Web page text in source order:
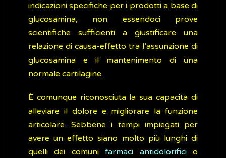
indicazioni specifiche per i prodotti a base di
glucosamina, non essendoci prove
scientifiche sufficienti a giustificare una
relazione di causa-effetto tra l’assunzione di
glucosamina e il mantenimento di una
normale cartilagine.
È comunque riconosciuta la sua capacità di
alleviare il dolore e migliorare la funzione
articolare. Sebbene i tempi impiegati per
avere un effetto siano molto più lunghi di
quelli dei comunifarmaci antidolorificio